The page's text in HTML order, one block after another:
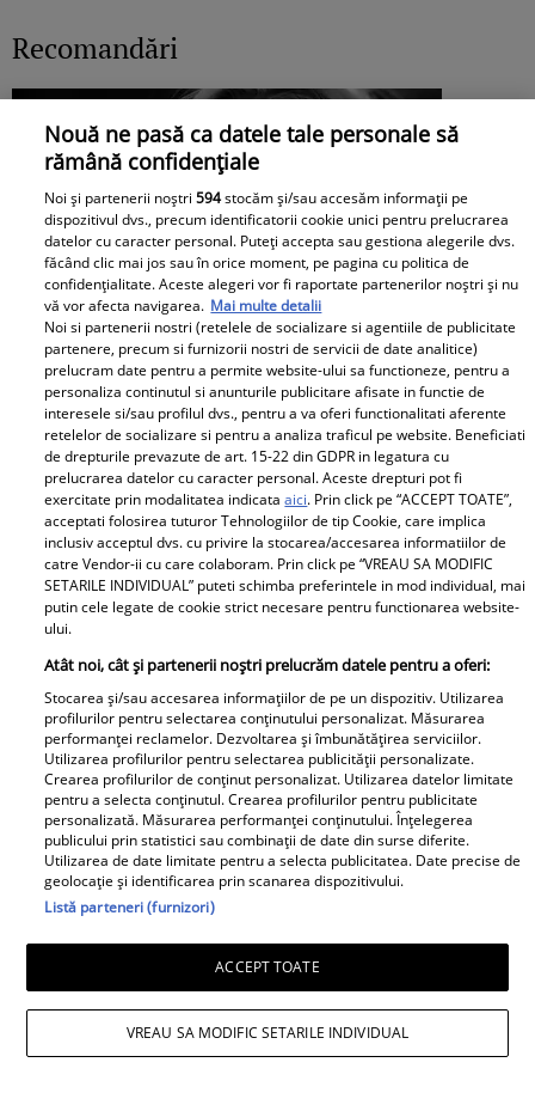
Recomandări
Mesaj emoționant pentru Denisa
Răducu, la 9 ani de la moartea artistei:
„Vocea Denisei s-a stins, dar ecoul ei
continuă să răsune”
Nouă ne pasă ca datele tale personale să
rămână confidențiale
Noi și partenerii noștri594stocăm și/sau accesăm informații pe
dispozitivul dvs., precum identificatorii cookie unici pentru prelucrarea
datelor cu caracter personal. Puteți accepta sau gestiona alegerile dvs.
făcând clic mai jos sau în orice moment, pe pagina cu politica de
confidențialitate. Aceste alegeri vor fi raportate partenerilor noștri și nu
vă vor afecta navigarea. Mai multe detalii
Noi si partenerii nostri (retelele de socializare si agentiile de publicitate
partenere, precum si furnizorii nostri de servicii de date analitice)
prelucram date pentru a permite website-ului sa functioneze, pentru a
personaliza continutul si anunturile publicitare afisate in functie de
interesele si/sau profilul dvs., pentru a va oferi functionalitati aferente
retelelor de socializare si pentru a analiza traficul pe website. Beneficiati
de drepturile prevazute de art. 15-22 din GDPR in legatura cu
prelucrarea datelor cu caracter personal. Aceste drepturi pot fi
exercitate prin modalitatea indicataaici. Prin click pe “ACCEPT TOATE”,
acceptati folosirea tuturor Tehnologiilor de tip Cookie, care implica
inclusiv acceptul dvs. cu privire la stocarea/accesarea informatiilor de
catre Vendor-ii cu care colaboram. Prin click pe “VREAU SA MODIFIC
SETARILE INDIVIDUAL” puteti schimba preferintele in mod individual, mai
putin cele legate de cookie strict necesare pentru functionarea website-
ului.
Atât noi, cât și partenerii noștri prelucrăm datele pentru a oferi:
Stocarea și/sau accesarea informațiilor de pe un dispozitiv. Utilizarea
profilurilor pentru selectarea conținutului personalizat. Măsurarea
performanței reclamelor. Dezvoltarea și îmbunătățirea serviciilor.
Utilizarea profilurilor pentru selectarea publicității personalizate.
Crearea profilurilor de conținut personalizat. Utilizarea datelor limitate
pentru a selecta conținutul. Crearea profilurilor pentru publicitate
personalizată. Măsurarea performanței conținutului. Înțelegerea
publicului prin statistici sau combinații de date din surse diferite.
Utilizarea de date limitate pentru a selecta publicitatea. Date precise de
geolocație și identificarea prin scanarea dispozitivului.
Listă parteneri (furnizori)
ACCEPT TOATE
VREAU SA MODIFIC SETARILE INDIVIDUAL